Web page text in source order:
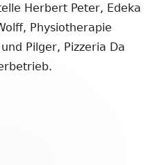
Herbert Peter, Edeka
Physiotherapie
Pilger, Pizzeria Da